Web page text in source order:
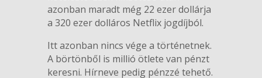
azonban maradt még 22 ezer dollárja
a 320 ezer dolláros Netflix jogdíjból.
Itt azonban nincs vége a történetnek.
A börtönből is millió ötlete van pénzt
keresni. Hírneve pedig pénzzé tehető.